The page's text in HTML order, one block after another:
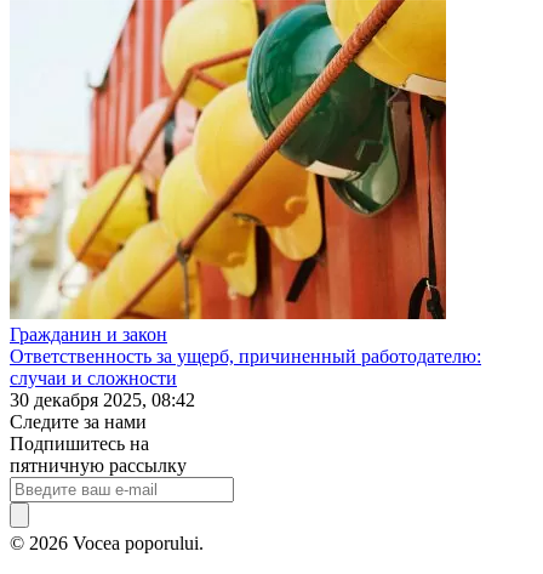
Гражданин и закон
Ответственность за ущерб, причиненный работодателю:
случаи и сложности
30 декабря 2025, 08:42
Следите за нами
Подпишитесь на
пятничную рассылку
© 2026 Vocea poporului.